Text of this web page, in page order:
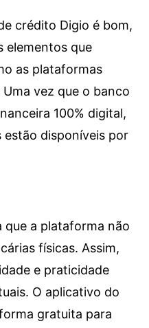
crédito Digio é bom,
elementos que
as plataformas
vez que o banco
100% digital,
estão disponíveis por
a plataforma não
físicas. Assim,
e praticidade
O aplicativo do
gratuita para